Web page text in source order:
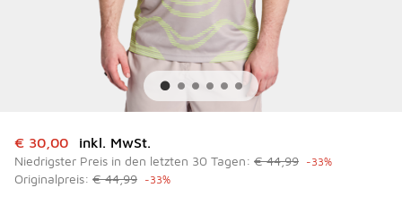
Dieser Artikel ist im Sale. Der Preis ist von auf € 30,00
€ 30,00 inkl. MwSt.
Niedrigster Preis in den letzten 30 Tagen: € 44,99 -33%
Originalpreis: € 44,99 -33%